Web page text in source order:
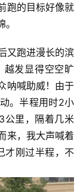
跑的目标好像就
又跑进漫长的滨
越发显得空空旷
呐喊助威！由于
。半程用时2小
公里，隔着几米
来，我大声喊着
才刚过半程，不